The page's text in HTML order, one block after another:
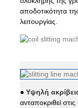
αποδοτικότητα
λειτουργίας.
● Υψηλή
ανταποκριθεί